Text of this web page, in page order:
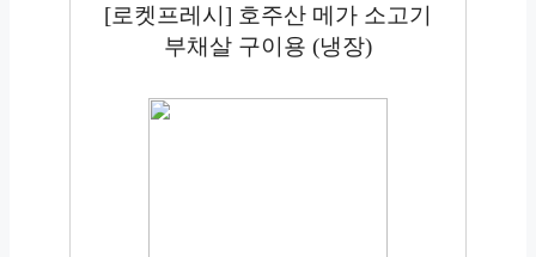
[로켓프레시] 호주산 메가 소고기
부채살 구이용 (냉장)